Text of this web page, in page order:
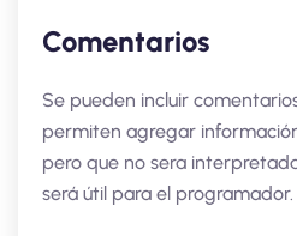
Comentarios
Se pueden incluir
permiten agregar
pero que no sera
será útil para el programador.